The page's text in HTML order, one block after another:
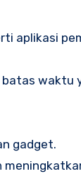
aplikasi
waktu
gadget.